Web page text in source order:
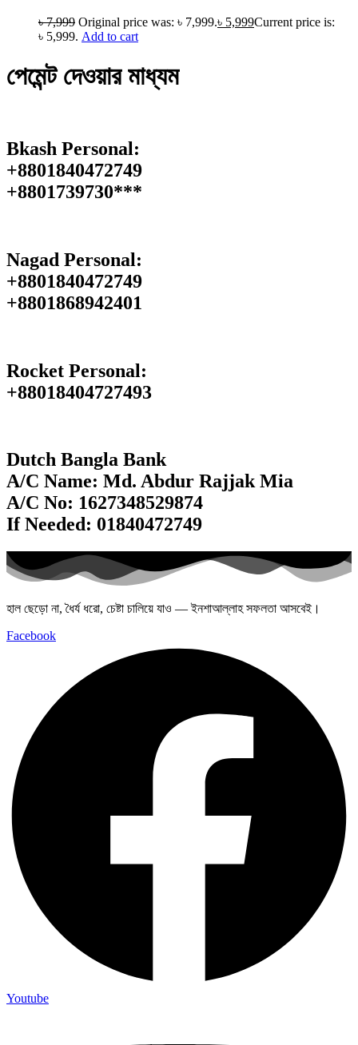
৳7,999 Original price was: ৳ 7,999.৳ 5,999Current price is:
৳ 5,999. Add to cart
পেমেন্ট দেওয়ার মাধ্যম
Bkash Personal:
+8801840472749
+8801739730***
Nagad Personal:
+8801840472749
‪+8801868942401
Rocket Personal:
+88018404727493
Dutch Bangla Bank
A/C Name: Md. Abdur Rajjak Mia
A/C No: 1627348529874
If Needed: 01840472749
হাল ছেড়ো না, ধৈর্য ধরো, চেষ্টা চালিয়ে যাও — ইনশাআল্লাহ সফলতা আসবেই।
Facebook
Youtube